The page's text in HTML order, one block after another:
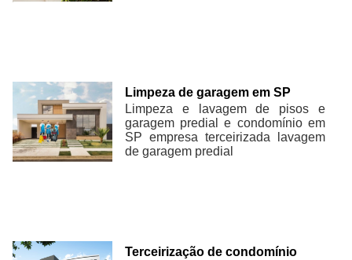
Limpeza de garagem em SP
Limpeza e lavagem de pisos e
garagem predial e condomínio em
SP empresa terceirizada lavagem
de garagem predial
Terceirização de condomínio